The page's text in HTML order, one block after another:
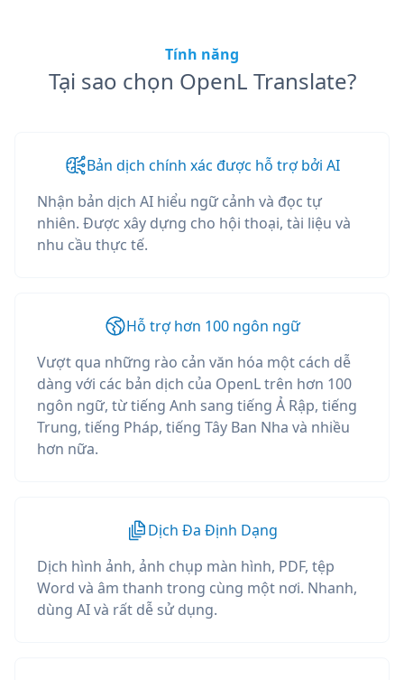
Tính năng
Tại sao chọn OpenL Translate?
Bản dịch chính xác được hỗ trợ bởi AI
Nhận bản dịch AI hiểu ngữ cảnh và đọc tự
nhiên. Được xây dựng cho hội thoại, tài liệu và
nhu cầu thực tế.
Hỗ trợ hơn 100 ngôn ngữ
Vượt qua những rào cản văn hóa một cách dễ
dàng với các bản dịch của OpenL trên hơn 100
ngôn ngữ, từ tiếng Anh sang tiếng Ả Rập, tiếng
Trung, tiếng Pháp, tiếng Tây Ban Nha và nhiều
hơn nữa.
Dịch Đa Định Dạng
Dịch hình ảnh, ảnh chụp màn hình, PDF, tệp
Word và âm thanh trong cùng một nơi. Nhanh,
dùng AI và rất dễ sử dụng.